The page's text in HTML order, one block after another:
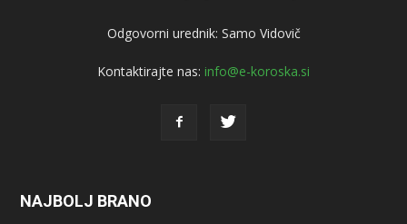
Odgovorni urednik: Samo Vidovič
Kontaktirajte nas: info@e-koroska.si
NAJBOLJ BRANO